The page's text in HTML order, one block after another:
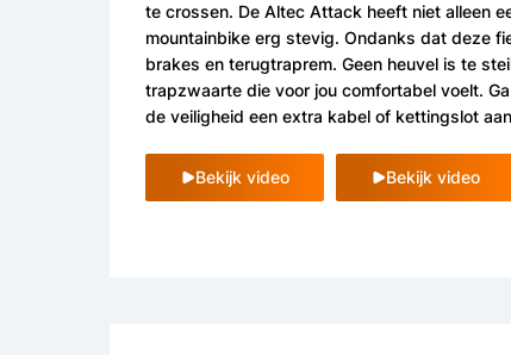
te crossen. De Altec Attack heeft niet alleen
mountainbike erg stevig. Ondanks dat deze
brakes en terugtraprem. Geen heuvel is te
trapzwaarte die voor jou comfortabel voelt.
de veiligheid een extra kabel of kettingslot
Bekijk video Bekijk video